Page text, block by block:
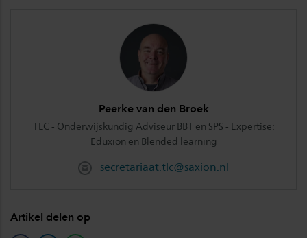
Peerke van den Broek
TLC - Onderwijskundig Adviseur BBT en SPS - Expertise:
Eduxion en Blended learning
secretariaat.tlc@saxion.nl
Artikel delen op